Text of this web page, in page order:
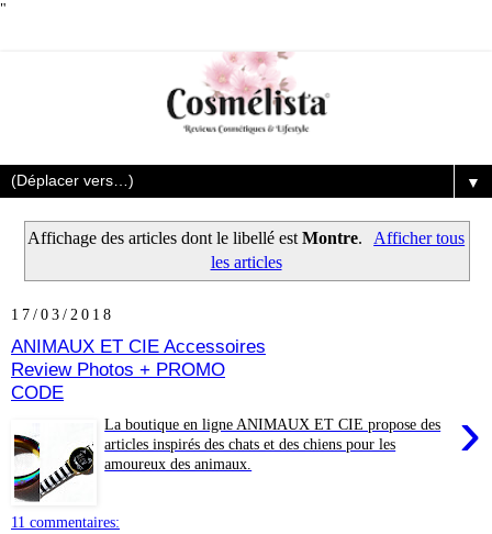
"
▼
Affichage des articles dont le libellé est Montre.
Afficher tous
les articles
17/03/2018
ANIMAUX ET CIE Accessoires
Review Photos + PROMO
CODE
›
La boutique en ligne ANIMAUX ET CIE propose des
articles inspirés des chats et des chiens pour les
amoureux des animaux.
11 commentaires: